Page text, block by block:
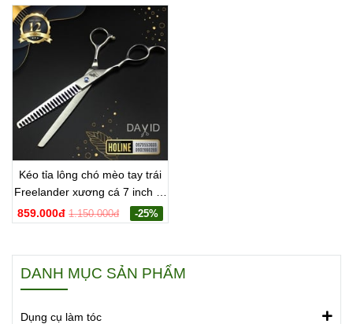
Kéo tỉa lông chó mèo tay trái
Freelander xương cá 7 inch F-
LX7001
859.000đ 1.150.000đ -25%
DANH MỤC SẢN PHẨM
Dụng cụ làm tóc